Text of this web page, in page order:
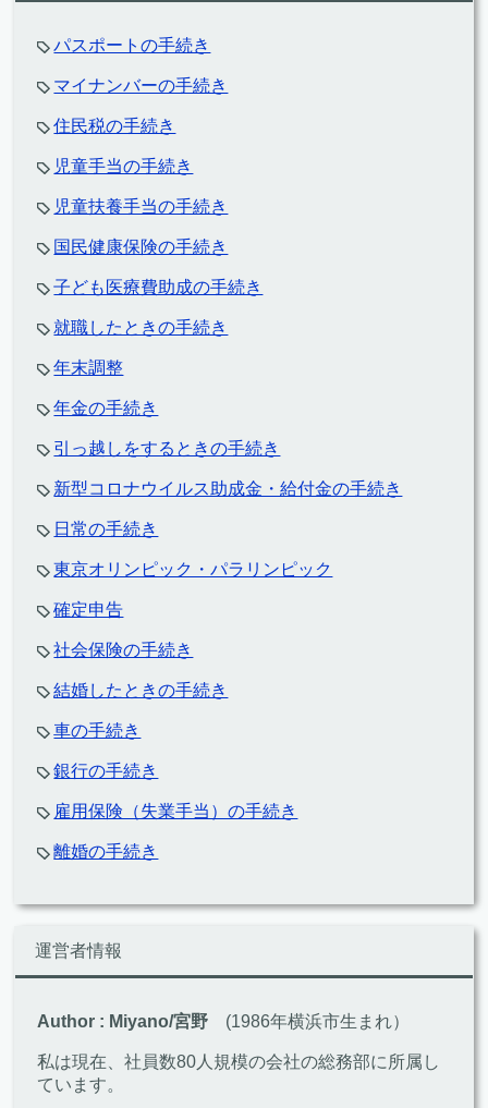
パスポートの手続き
マイナンバーの手続き
住民税の手続き
児童手当の手続き
児童扶養手当の手続き
国民健康保険の手続き
子ども医療費助成の手続き
就職したときの手続き
年末調整
年金の手続き
引っ越しをするときの手続き
新型コロナウイルス助成金・給付金の手続き
日常の手続き
東京オリンピック・パラリンピック
確定申告
社会保険の手続き
結婚したときの手続き
車の手続き
銀行の手続き
雇用保険（失業手当）の手続き
離婚の手続き
運営者情報
Author : Miyano/宮野 (1986年横浜市生まれ）
私は現在、社員数80人規模の会社の総務部に所属し
ています。